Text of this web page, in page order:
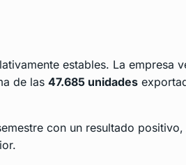
estables. La empresa
de las 47.685 unidades
con un resultado positivo,